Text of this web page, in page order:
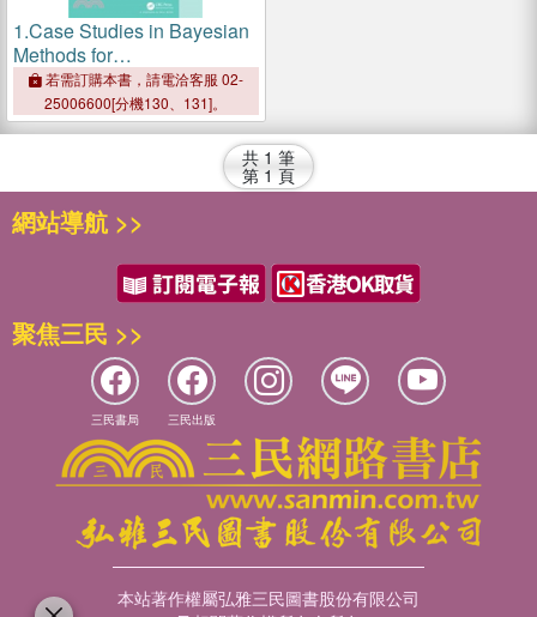
1.Case Studies in Bayesian
Methods for
Biopharmaceutical CMC
若需訂購本書，請電洽客服 02-
25006600[分機130、131]。
共 1 筆
第 1 頁
網站導航 >>
聚焦三民 >>
三民書局 三民出版
本站著作權屬弘雅三民圖書股份有限公司